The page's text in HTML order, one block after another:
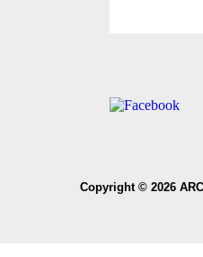
Copyright © 2026